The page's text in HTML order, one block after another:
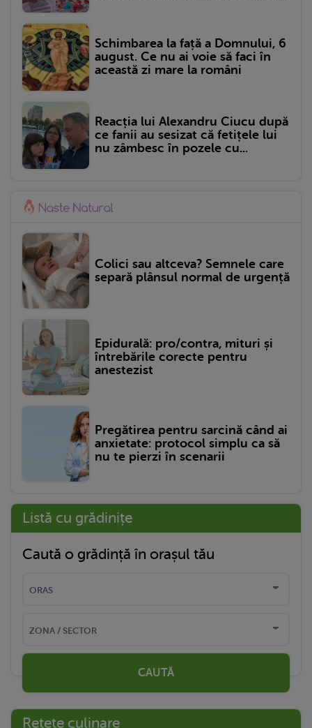
Schimbarea la față a Domnului, 6
august. Ce nu ai voie să faci în
această zi mare la români
Reacția lui Alexandru Ciucu după
ce fanii au sesizat că fetițele lui
nu zâmbesc în pozele cu...
Colici sau altceva? Semnele care
separă plânsul normal de urgență
Epidurală: pro/contra, mituri și
întrebările corecte pentru
anestezist
Pregătirea pentru sarcină când ai
anxietate: protocol simplu ca să
nu te pierzi în scenarii
Listă cu grădinițe
Caută o grădință în orașul tău
CAUTĂ
Rețete culinare